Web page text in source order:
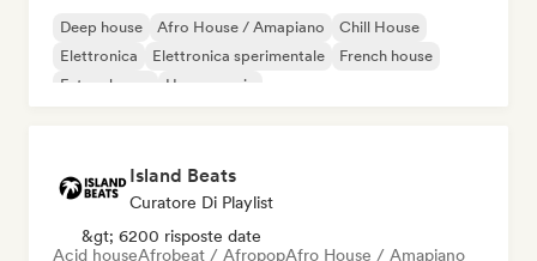
Deep house Afro House / Amapiano
Chill House
Elettronica
Elettronica sperimentale
French house
Future house
House music
Island Beats
Curatore Di Playlist
&gt; 6200 risposte date
Acid houseAfrobeat / AfropopAfro House / Amapiano